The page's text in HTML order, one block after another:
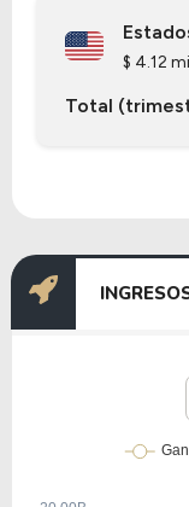
$ 4.12
Total